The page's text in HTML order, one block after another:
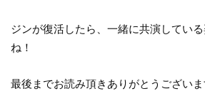
ジンが復活したら、一緒に共演してい
ね！
最後までお読み頂きありがとうございま